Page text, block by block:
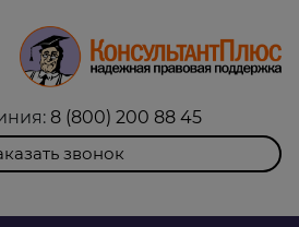
8 (800) 200 88 45
звонок